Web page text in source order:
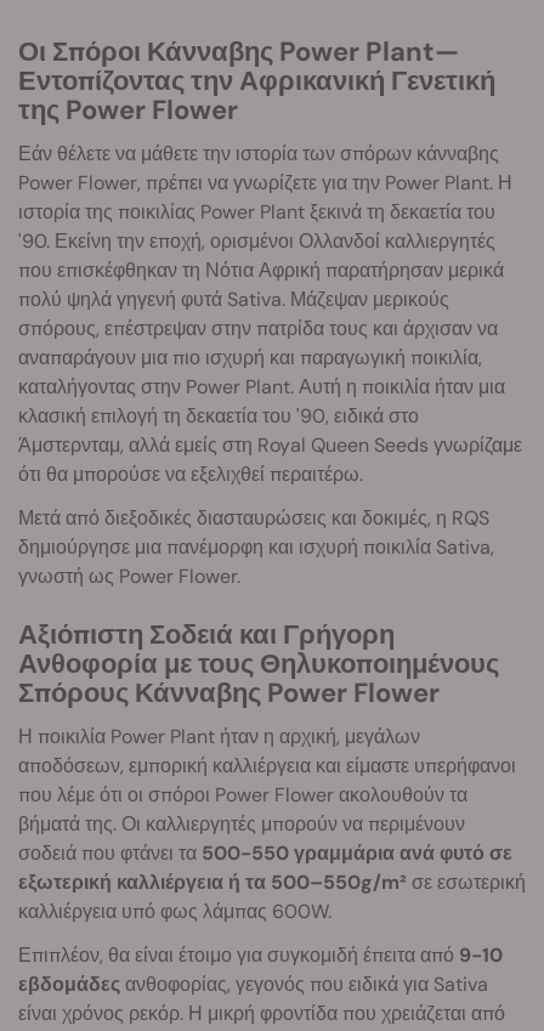
Οι Σπόροι Κάνναβης Power Plant—
Εντοπίζοντας την Αφρικανική Γενετική
της Power Flower
Εάν θέλετε να μάθετε την ιστορία των σπόρων κάνναβης
Power Flower, πρέπει να γνωρίζετε για την Power Plant. Η
ιστορία της ποικιλίας Power Plant ξεκινά τη δεκαετία του
'90. Εκείνη την εποχή, ορισμένοι Ολλανδοί καλλιεργητές
που επισκέφθηκαν τη Νότια Αφρική παρατήρησαν μερικά
πολύ ψηλά γηγενή φυτά Sativa. Μάζεψαν μερικούς
σπόρους, επέστρεψαν στην πατρίδα τους και άρχισαν να
αναπαράγουν μια πιο ισχυρή και παραγωγική ποικιλία,
καταλήγοντας στην Power Plant. Αυτή η ποικιλία ήταν μια
κλασική επιλογή τη δεκαετία του '90, ειδικά στο
Άμστερνταμ, αλλά εμείς στη Royal Queen Seeds γνωρίζαμε
ότι θα μπορούσε να εξελιχθεί περαιτέρω.
Μετά από διεξοδικές διασταυρώσεις και δοκιμές, η RQS
δημιούργησε μια πανέμορφη και ισχυρή ποικιλία Sativa,
γνωστή ως Power Flower.
Αξιόπιστη Σοδειά και Γρήγορη
Ανθοφορία με τους Θηλυκοποιημένους
Σπόρους Κάνναβης Power Flower
Η ποικιλία Power Plant ήταν η αρχική, μεγάλων
αποδόσεων, εμπορική καλλιέργεια και είμαστε υπερήφανοι
που λέμε ότι οι σπόροι Power Flower ακολουθούν τα
βήματά της. Οι καλλιεργητές μπορούν να περιμένουν
σοδειά που φτάνει τα 500-550 γραμμάρια ανά φυτό σε
εξωτερική καλλιέργεια ή τα 500–550g/m² σε εσωτερική
καλλιέργεια υπό φως λάμπας 600W.
Επιπλέον, θα είναι έτοιμο για συγκομιδή έπειτα από 9-10
εβδομάδεςανθοφορίας, γεγονός που ειδικά για Sativa
είναι χρόνος ρεκόρ. Η μικρή φροντίδα που χρειάζεται από